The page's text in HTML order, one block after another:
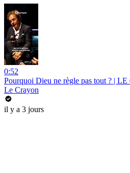
0:52
Pourquoi Dieu ne règle pas tout ? |
Le Crayon
il y a 3 jours